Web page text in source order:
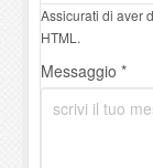
Assicurati di aver
HTML.
Messaggio *